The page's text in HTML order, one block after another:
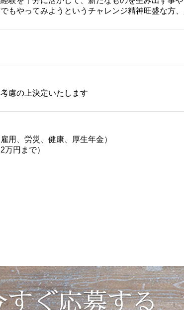
もやってみようというチャレンジ精神旺盛な方
慮の上決定いたします
用、労災、健康、厚生年金）
万円まで）